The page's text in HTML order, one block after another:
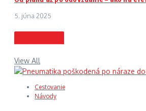
5. júna 2025
View All
Cestovanie
Návody